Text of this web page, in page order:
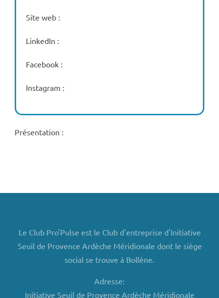
Site web :
LinkedIn :
Facebook :
Instagram :
Présentation :
Le Club Pro'Pulse est le Club d'entreprise d'Initiative
Seuil de Provence Ardèche Méridionale dont le siège
social se trouve à Bollène.
Adresse:
Initiative Seuil de Provence Ardèche Méridionale